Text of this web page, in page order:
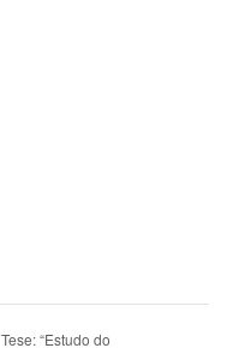
Tese: “Estudo do